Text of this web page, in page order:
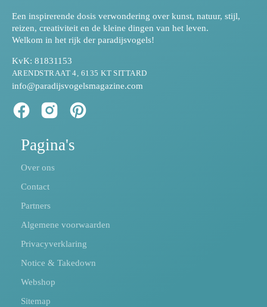
Een inspirerende dosis verwondering over kunst, natuur, stijl,
reizen, creativiteit en de kleine dingen van het leven.
Welkom in het rijk der paradijsvogels!
KvK: 81831153
ARENDSTRAAT 4, 6135 KT SITTARD
info@paradijsvogelsmagazine.com
Pagina's
Over ons
Contact
Partners
Algemene voorwaarden
Privacyverklaring
Notice & Takedown
Webshop
Sitemap